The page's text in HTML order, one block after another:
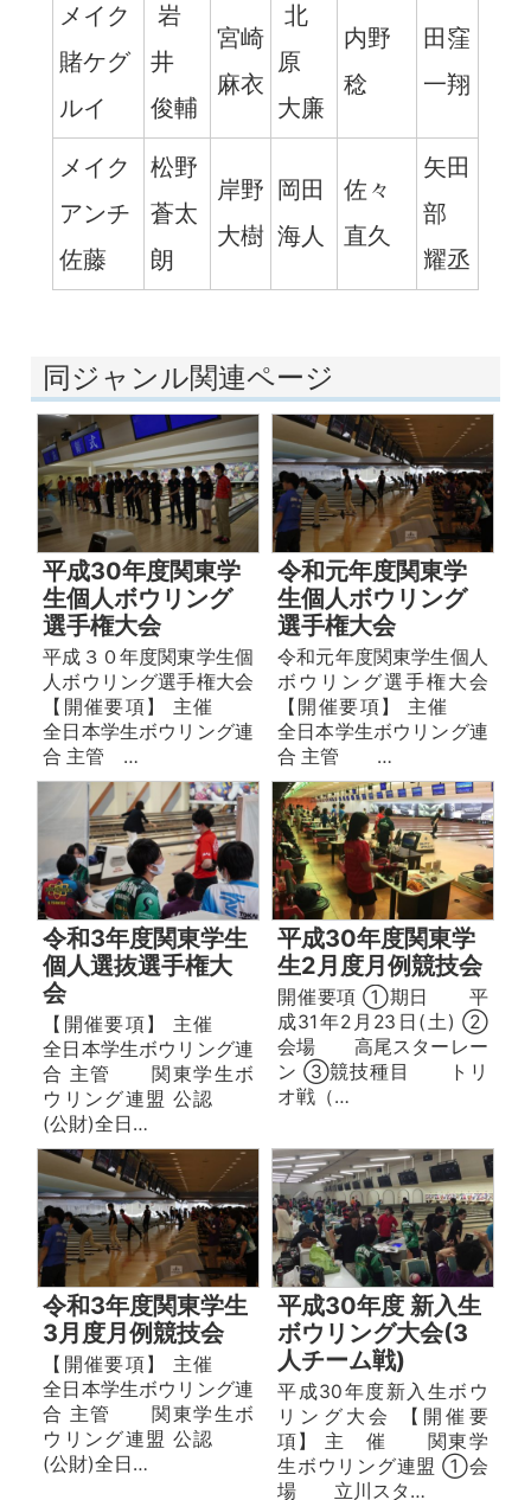
メイク
賭ケグ
ルイ
岩
井
俊輔
宮崎
麻衣
北
原
大廉
内野
稔
田窪
一翔
メイク
アンチ
佐藤
松野
蒼太
朗
岸野
大樹
岡田
海人
佐々
直久
矢田
部
耀丞
同ジャンル関連ページ
平成30年度関東学
生個人ボウリング
選手権大会
平成３０年度関東学生個
人ボウリング選手権大会
【開催要項】 主催
全日本学生ボウリング連
合 主管 …
令和元年度関東学
生個人ボウリング
選手権大会
令和元年度関東学生個人
ボウリング選手権大会
【開催要項】 主催
全日本学生ボウリング連
合 主管 …
令和3年度関東学生
個人選抜選手権大
会
【開催要項】 主催
全日本学生ボウリング連
合 主管 関東学生ボ
ウリング連盟 公認
(公財)全日…
平成30年度関東学
生2月度月例競技会
開催要項 ①期日 平
成31年2月23日(土) ②
会場 高尾スターレー
ン ③競技種目 トリ
オ戦（…
令和3年度関東学生
3月度月例競技会
【開催要項】 主催
全日本学生ボウリング連
合 主管 関東学生ボ
ウリング連盟 公認
(公財)全日…
平成30年度 新入生
ボウリング大会(3
人チーム戦)
平成30年度新入生ボウ
リング大会 【開催要
項】 主 催 関東学
生ボウリング連盟 ①会
場 立川スタ…